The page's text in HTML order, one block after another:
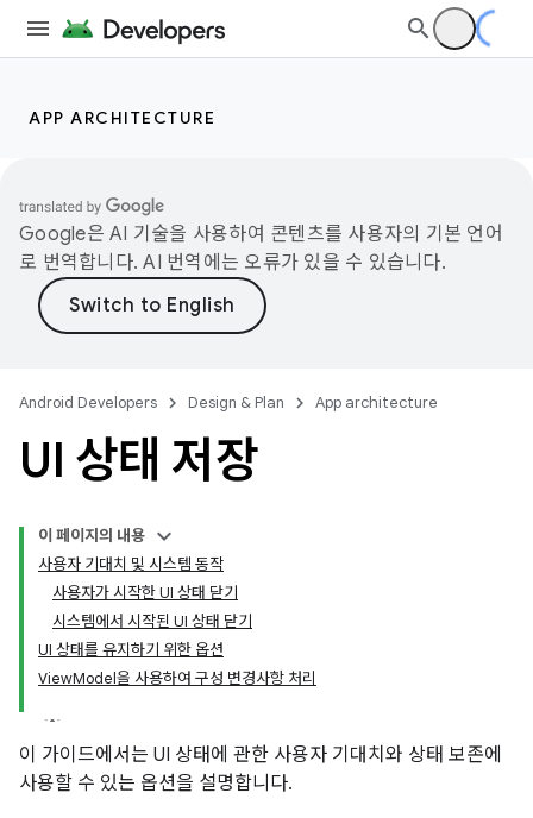
APP ARCHITECTURE
Google은 AI 기술을 사용하여 콘텐츠를 사용자의 기본 언어
로 번역합니다. AI 번역에는 오류가 있을 수 있습니다.
Android Developers Design & Plan App architecture
UI 상태 저장
이 페이지의 내용
사용자 기대치 및 시스템 동작
사용자가 시작한 UI 상태 닫기
시스템에서 시작된 UI 상태 닫기
UI 상태를 유지하기 위한 옵션
ViewModel을 사용하여 구성 변경사항 처리
이 가이드에서는 UI 상태에 관한 사용자 기대치와 상태 보존에
사용할 수 있는 옵션을 설명합니다.